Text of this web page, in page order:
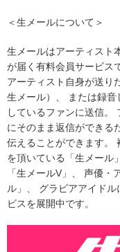
＜生メールについて＞
生メールはアーティスト
が届く有料会員サービス
アーティスト自身が送り
生メール）、 または録
しているファンに送信。
にそのまま返信ができる
伝えることができます。
を頂いている「生メール
「生メールV」、 声優
ル」、 グラビアアイド
ビスを展開中です。